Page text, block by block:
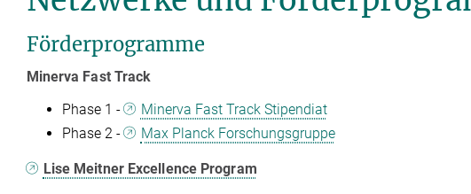
Förderprogramme
Minerva Fast Track
Phase 1 -
Minerva Fast Track Stipendiat
Phase 2 -
Max Planck Forschungsgruppe
Lise Meitner Excellence Program